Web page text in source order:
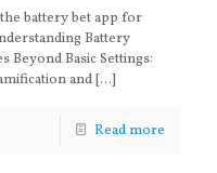
battery bet app for
Battery
Beyond Basic Settings:
and[…]
Read more